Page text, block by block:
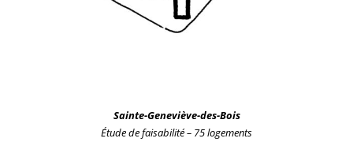
Sainte-Geneviève-des-Bois
Étude de faisabilité – 75 logements